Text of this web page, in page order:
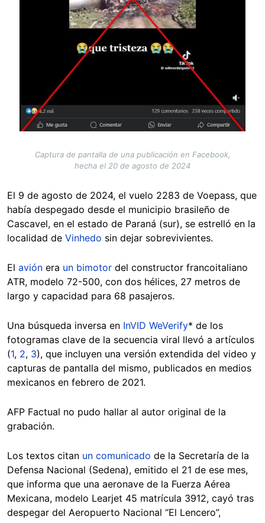
Captura de pantalla de una publicación en Facebook,
hecha el 20 de agosto de 2024
El 9 de agosto de 2024, el vuelo 2283 de Voepass, que
había despegado desde el municipio brasileño de
Cascavel, en el estado de Paraná (sur), se estrelló en la
localidad de Vinhedo sin dejar sobrevivientes.
El avión era un bimotor del constructor francoitaliano
ATR, modelo 72-500, con dos hélices, 27 metros de
largo y capacidad para 68 pasajeros.
Una búsqueda inversa en InVID WeVerify* de los
fotogramas clave de la secuencia viral llevó a artículos
(1, 2, 3), que incluyen una versión extendida del video y
capturas de pantalla del mismo, publicados en medios
mexicanos en febrero de 2021.
AFP Factual no pudo hallar al autor original de la
grabación.
Los textos citan un comunicado de la Secretaría de la
Defensa Nacional (Sedena), emitido el 21 de ese mes,
que informa que una aeronave de la Fuerza Aérea
Mexicana, modelo Learjet 45 matrícula 3912, cayó tras
despegar del Aeropuerto Nacional “El Lencero”,